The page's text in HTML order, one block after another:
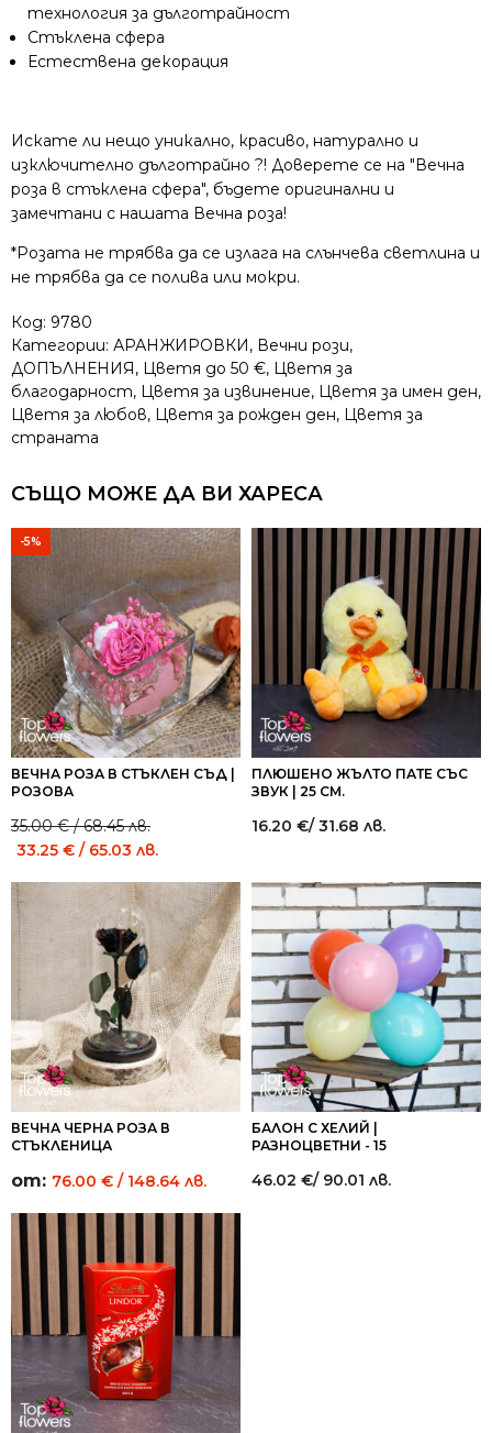
технология за дълготрайност
Стъклена сфера
Естествена декорация
Искате ли нещо уникално, красиво, натурално и
изключително дълготрайно ?! Доверете се на "Вечна
роза в стъклена сфера", бъдете оригинални и
замечтани с нашата Вечна роза!
*Розата не трябва да се излага на слънчева светлина и
не трябва да се полива или мокри.
Код: 9780
Категории: АРАНЖИРОВКИ, Вечни рози,
ДОПЪЛНЕНИЯ, Цветя до 50 €, Цветя за
благодарност, Цветя за извинение, Цветя за имен ден,
Цветя за любов, Цветя за рожден ден, Цветя за
страната
СЪЩО МОЖЕ ДА ВИ ХАРЕСА
-5%
ВЕЧНА РОЗА В СТЪКЛЕН СЪД |
РОЗОВА
Original
price
was:
35.00 €
35.00€/ 68.45 лв.
Current
price
is:
35.00 €
33.25 € / 65.03 лв.
ПЛЮШЕНО ЖЪЛТО ПАТЕ СЪС
ЗВУК | 25 СМ.
16.20 €/ 31.68 лв.
ВЕЧНА ЧЕРНА РОЗА В
СТЪКЛЕНИЦА
от: 76.00 € / 148.64 лв.
БАЛОН С ХЕЛИЙ |
РАЗНОЦВЕТНИ - 15
46.02 €/ 90.01 лв.